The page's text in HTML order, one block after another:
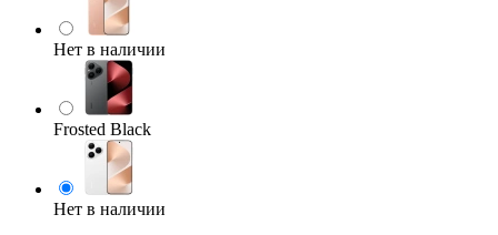
Нет в наличии
Frosted Black
Нет в наличии